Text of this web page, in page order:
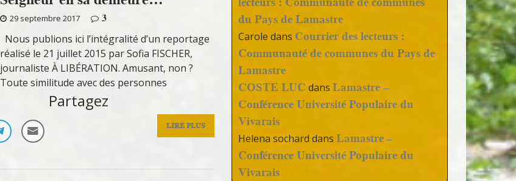
29 septembre 2017
3
Nous publions ici l’intégralité d’un reportage
réalisé le 21 juillet 2015 par Sofia FISCHER,
journaliste À LIBÉRATION. Amusant, non ?
Toute similitude avec des personnes
LIRE PLUS
Partagez
du Pays de Lamastre
Carole dans Courrier des lecteurs :
Communauté de communes du Pays de
Lamastre
COSTE LUC dansLamastre –
Conférence Université Populaire du
Vivarais
Helena sochard dansLamastre –
Conférence Université Populaire du
Vivarais